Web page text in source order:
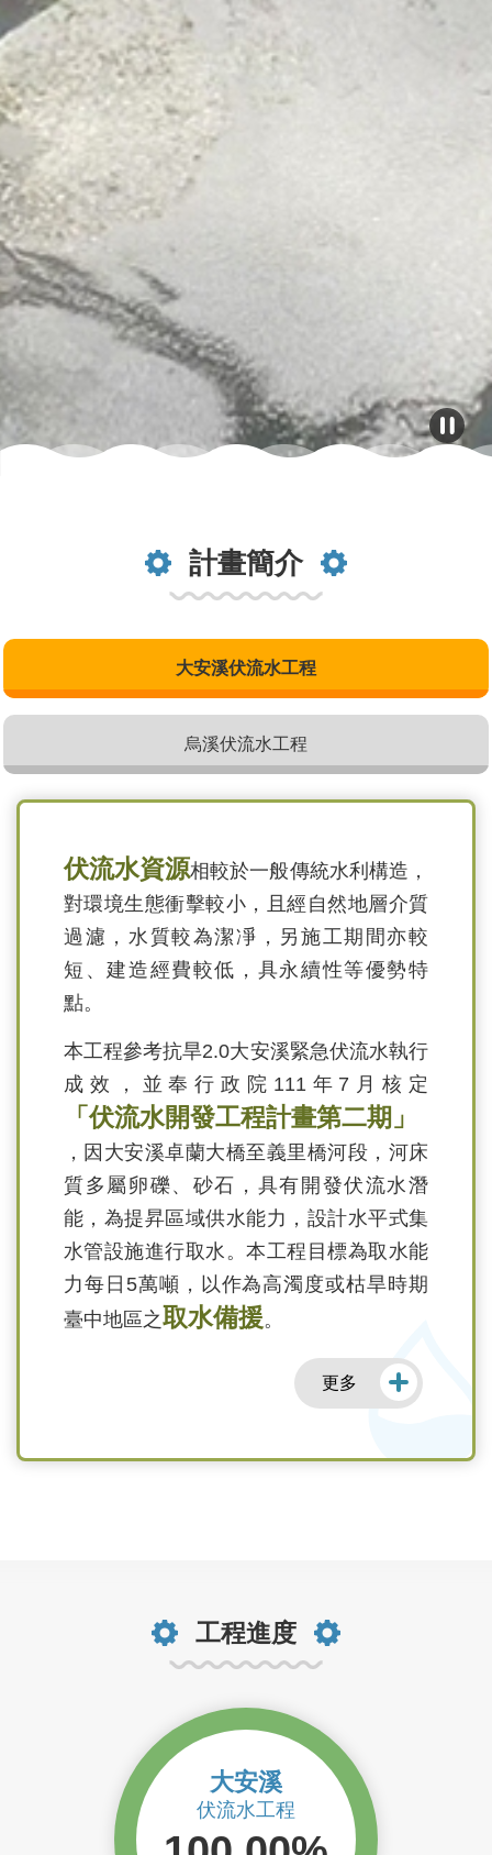
計畫簡介
大安溪伏流水工程
烏溪伏流水工程
伏流水資源相較於一般傳統水利構造，
對環境生態衝擊較小，且經自然地層介質
過濾，水質較為潔凈，另施工期間亦較
短、建造經費較低，具永續性等優勢特
點。
本工程參考抗旱2.0大安溪緊急伏流水執行
成效，並奉行政院111年7月核定
「伏流水開發工程計畫第二期」
，因大安溪卓蘭大橋至義里橋河段，河床
質多屬卵礫、砂石，具有開發伏流水潛
能，為提昇區域供水能力，設計水平式集
水管設施進行取水。本工程目標為取水能
力每日5萬噸，以作為高濁度或枯旱時期
臺中地區之取水備援。
更多
工程進度
大安溪
伏流水工程